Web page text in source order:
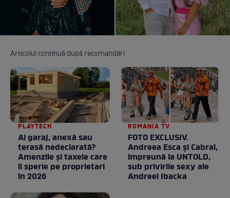
Articolul continuă după recomandări
PLAYTECH
Ai garaj, anexă sau
terasă nedeclarată?
Amenzile și taxele care
îi sperie pe proprietari
în 2026
ROMANIA TV
FOTO EXCLUSIV.
Andreea Esca şi Cabral,
împreună la UNTOLD,
sub privirile sexy ale
Andreei Ibacka